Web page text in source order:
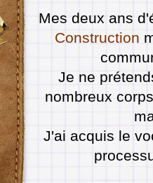
Mes deux ans
Construction
Je ne
nombreux
J'ai acquis le